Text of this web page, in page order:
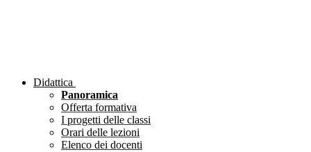
Didattica
Panoramica
Offerta formativa
I progetti delle classi
Orari delle lezioni
Elenco dei docenti